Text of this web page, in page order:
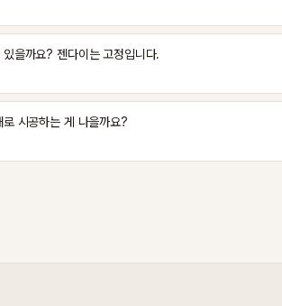
을까요? 젠다이는 고정입니다.
시공하는 게 나을까요?